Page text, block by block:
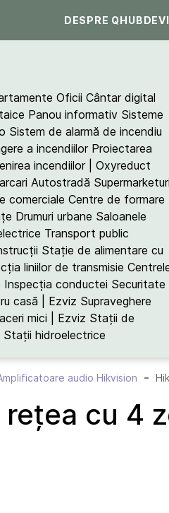
DESPRE QHUB
Oficii Cântar digital
Panou informativ Sisteme
Sistem de alarmă de incendiu
a incendiilor Proiectarea
incendiilor | Oxyreduct
Autostradă Supermarketuri
comerciale Centre de formare
Drumuri urbane Saloanele
Transport public
Stație de alimentare cu
liniilor de transmisie
Inspecția conductei Securitate
casă | Ezviz Supraveghere
mici | Ezviz Stații de
Stații hidroelectrice
audio Hikvision
cu 4